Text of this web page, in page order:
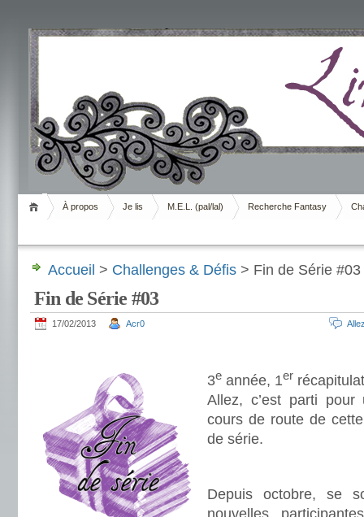
Livrement
À propos Je lis M.E.L. (pal/lal) Recherche Fantasy
Accueil > Challenges & Défis > Fin de Série #03
Fin de Série #03
17/02/2013 Acr0
3e année, 1er
Allez, c’est parti
cours de route de
de série.
Depuis octobre, se